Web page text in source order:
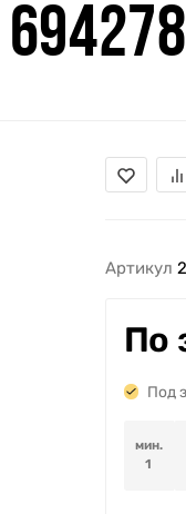
Артикул
По
Под
мин.
1